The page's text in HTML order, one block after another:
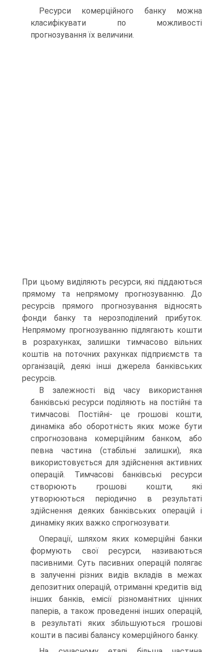
Ресурси комерційного банку можна
класифікувати по можливості
прогнозування їх величини.
При цьому виділяють ресурси, які піддаються
прямому та непрямому прогнозуванню. До
ресурсів прямого прогнозування відносять
фонди банку та нерозподілений прибуток.
Непрямому прогнозуванню підлягають кошти
в розрахунках, залишки тимчасово вільних
коштів на поточних рахунках підприємств та
організацій, деякі інші джерела банківських
ресурсів.
В залежності від часу використання
банківські ресурси поділяють на постійні та
тимчасові. Постійні- це грошові кошти,
динаміка або оборотність яких може бути
спрогнозована комерційним банком, або
певна частина (стабільні залишки), яка
використовується для здійснення активних
операцій. Тимчасові банківські ресурси
створюють грошові кошти, які
утворюються періодично в результаті
здійснення деяких банківських операцій і
динаміку яких важко спрогнозувати.
Операції, шляхом яких комерційні банки
формують свої ресурси, називаються
пасивними. Суть пасивних операцій полягає
в залученні різних видів вкладів в межах
депозитних операцій, отриманні кредитів від
інших банків, емісії різноманітних цінних
паперів, а також проведенні інших операцій,
в результаті яких збільшуються грошові
кошти в пасиві балансу комерційного банку.